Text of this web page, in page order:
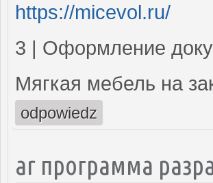
https://micevol.ru/
3 | Оформление
Мягкая мебель на
odpowiedz
ar программа